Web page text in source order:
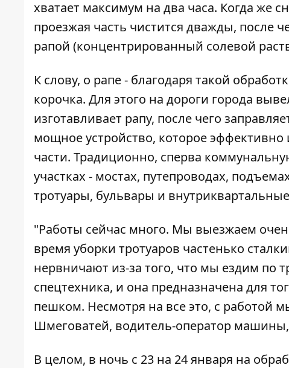
хватает максимум на два часа. Когда же
проезжая часть чистится дважды, после
рапой (концентрированный солевой
К слову, о рапе - благодаря такой
корочка. Для этого на дороги города
изготавливает рапу, после чего
мощное устройство, которое
части. Традиционно, сперва
участках - мостах, путепроводах,
тротуары, бульвары и
"Работы сейчас много. Мы выезжаем
время уборки тротуаров частенько
нервничают из-за того, что мы ездим по
спецтехника, и она предназначена для
пешком. Несмотря на все это, с работой
Шмеговатей, водитель-оператор машины,
В целом, в ночь с 23 на 24 января на